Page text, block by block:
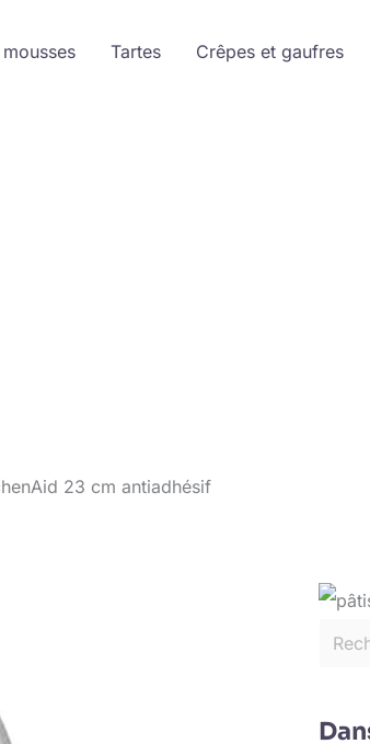
Tartes Crêpes et gaufres
23 cm antiadhésif